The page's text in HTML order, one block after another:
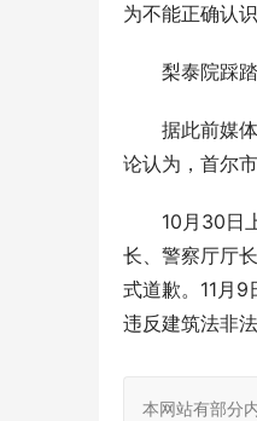
为不能正确认
梨泰院踩
据此前媒
论认为，首尔
10月30日
长、警察厅厅
式道歉。11月
违反建筑法非
本网站有部分